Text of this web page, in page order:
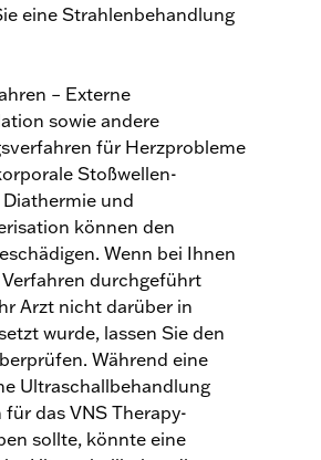
eine Strahlenbehandlung
– Externe
sowie andere
für Herzprobleme
Stoßwellen-
und
können den
Wenn bei Ihnen
durchgeführt
Arzt nicht darüber in
wurde, lassen Sie den
Während eine
Ultraschallbehandlung
für das VNS Therapy-
sollte, könnte eine